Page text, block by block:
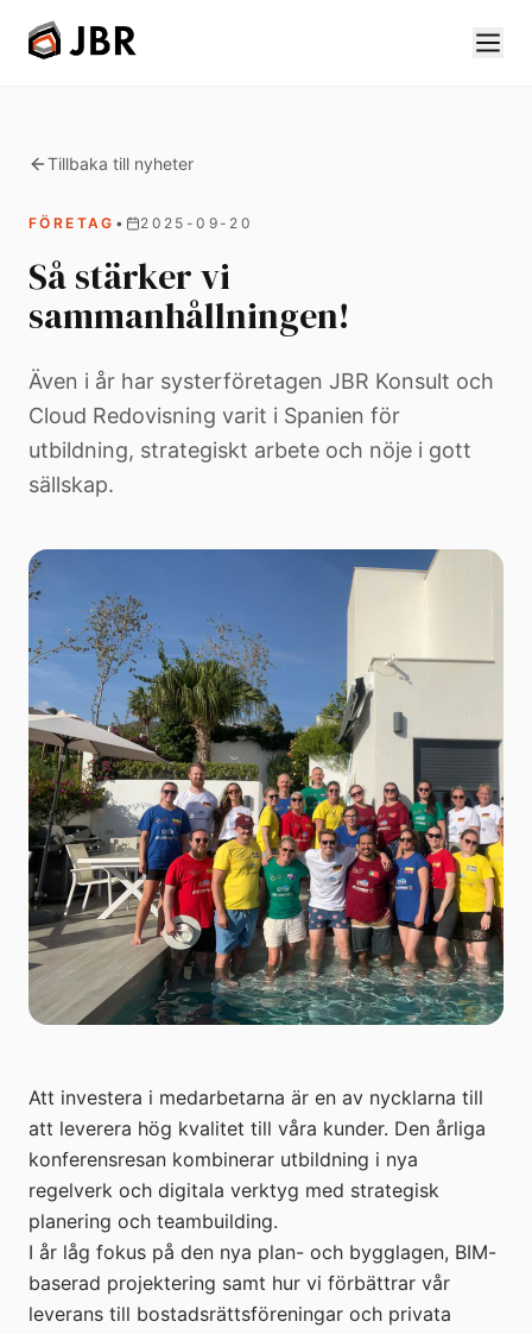
Tillbaka till nyheter
FÖRETAG • 2025-09-20
Så stärker vi
sammanhållningen!
Även i år har systerföretagen JBR Konsult och
Cloud Redovisning varit i Spanien för
utbildning, strategiskt arbete och nöje i gott
sällskap.
Att investera i medarbetarna är en av nycklarna till
att leverera hög kvalitet till våra kunder. Den årliga
konferensresan kombinerar utbildning i nya
regelverk och digitala verktyg med strategisk
planering och teambuilding.
I år låg fokus på den nya plan- och bygglagen, BIM-
baserad projektering samt hur vi förbättrar vår
leverans till bostadsrättsföreningar och privata